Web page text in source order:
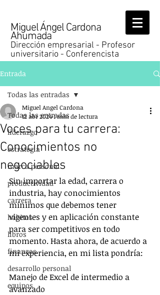
Miguel Ángel Cardona
Ahumada
Dirección empresarial - Profesor
universitario - Conferencista
Entrada
Todas las entradas
liderazgo
estrategia
marca personal
productividad
carrera
hábitos
libros
finanzas
desarrollo personal
equipos
Todas las entradas
Voces para tu carrera:
Conocimientos no
negociables
Miguel Angel Cardona
12 abr 20241 min de lectura
Sin importar la edad, carrera o
industria, hay conocimientos
mínimos que debemos tener
vigentes y en aplicación constante
para ser competitivos en todo
momento. Hasta ahora, de acuerdo a
mi experiencia, en mi lista pondría:
Manejo de Excel de intermedio a
avanzado